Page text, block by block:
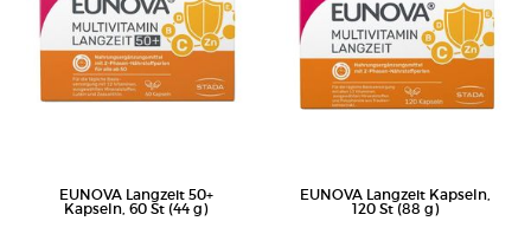
EUNOVA Langzeit 50+
Kapseln, 60 St (44 g)
EUNOVA Langzeit Kapseln,
120 St (88 g)